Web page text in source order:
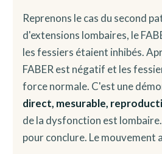
Reprenons le cas du second
d'extensions lombaires, le
les fessiers étaient inhibés.
FABER est négatif et les
force normale. C'est une
direct, mesurable,
de la dysfonction est
pour conclure. Le mouvement